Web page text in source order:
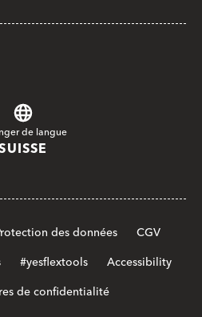
de langue
des données
CGV
#yesflextools
Accessibility
de confidentialité